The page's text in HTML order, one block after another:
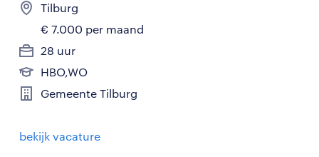
Tilburg
€ 7.000 per maand
28 uur
HBO,WO
Gemeente Tilburg
bekijk vacature